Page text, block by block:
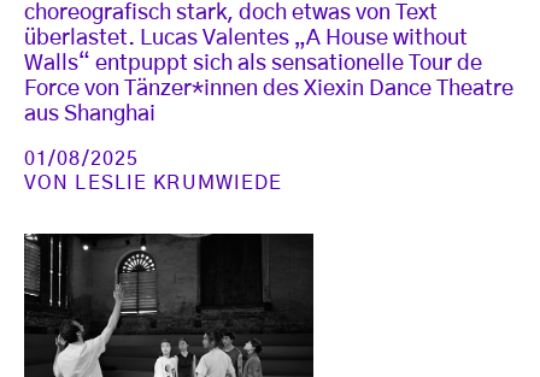
choreografisch stark, doch etwas von Text
überlastet. Lucas Valentes „A House without
Walls“ entpuppt sich als sensationelle Tour de
Force von Tänzer*innen des Xiexin Dance Theatre
aus Shanghai
01/08/2025
VON
LESLIE KRUMWIEDE